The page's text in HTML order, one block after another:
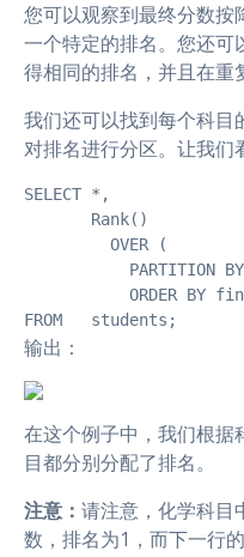
您可以观察到最终分数按
一个特定的排名。您还可
得相同的排名，并且在重
我们还可以找到每个科目
对排名进行分区。让我们
SELECT *,
       Rank()
         OVER (
PARTITION
ORDER BY
FROM   students;
输出：
在这个例子中，我们根据
目都分别分配了排名。
注意： 请注意，化学科目
数，排名为1，而下一行